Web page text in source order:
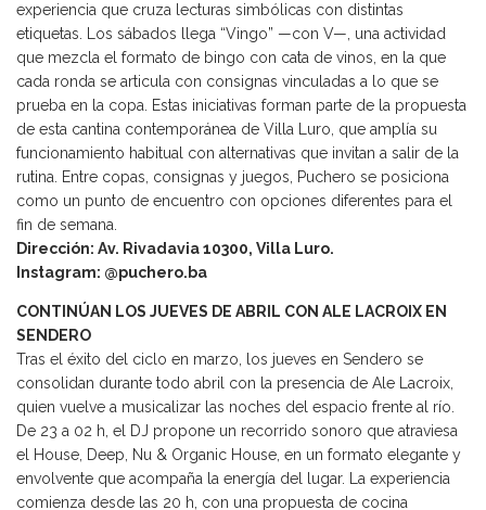
experiencia que cruza lecturas simbólicas con distintas
etiquetas. Los sábados llega “Vingo” —con V—, una actividad
que mezcla el formato de bingo con cata de vinos, en la que
cada ronda se articula con consignas vinculadas a lo que se
prueba en la copa. Estas iniciativas forman parte de la propuesta
de esta cantina contemporánea de Villa Luro, que amplía su
funcionamiento habitual con alternativas que invitan a salir de la
rutina. Entre copas, consignas y juegos, Puchero se posiciona
como un punto de encuentro con opciones diferentes para el
fin de semana.
Dirección: Av. Rivadavia 10300, Villa Luro.
Instagram: @puchero.ba
CONTINÚAN LOS JUEVES DE ABRIL CON ALE LACROIX EN
SENDERO
Tras el éxito del ciclo en marzo, los jueves en Sendero se
consolidan durante todo abril con la presencia de Ale Lacroix,
quien vuelve a musicalizar las noches del espacio frente al río.
De 23 a 02 h, el DJ propone un recorrido sonoro que atraviesa
el House, Deep, Nu & Organic House, en un formato elegante y
envolvente que acompaña la energía del lugar. La experiencia
comienza desde las 20 h, con una propuesta de cocina